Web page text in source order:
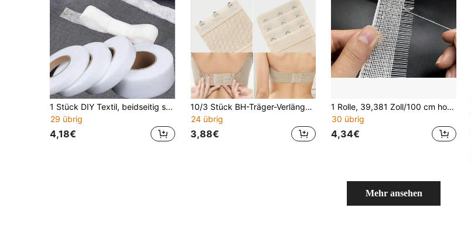
1 Stück DIY Textil, beidseitig selbstklebende Einlage zum Bügeln von Kleidung, Heißschmelzklebstoff, leichte Mesh-Klebstoffeinlage, wasserbeständige Heißschmelz-Vlieseinlage, beidseitig selbstklebende Einlagentextil, Klebstofftextil, Vlies-Falzband für Bekleidungszubehör, sehr geeignet für Vorhänge, verkürzte Hosen und Handarbeiten, einfach zu verwenden, ohne Nähen
29 übrig
4,18€
10/3 Stück BH-Träger-Verlängerungen, elastische Unterwäsche-Verlängerungsschnallen mit 3 Reihen und 2 Knöpfen & 3 Reihen und 3 Knöpfen
24 übrig
3,88€
1 Rolle, 39,381 Zoll/100 cm hochwertige dichte & steife Rosshaar-Borte - Gaze, Chiffon, Seidenstoff-Einfassung, wiederverwendbares Schwanz-Stützaccessoire, geeignet für DIY Hochzeitskleider, Röcke, Jumpsuits und Sommerkleidung für die Schule
30 übrig
4,34€
Mehr ansehen